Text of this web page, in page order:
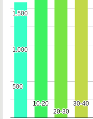
10-20
10-20
20-30
20-30
30-40
30-40
500
500
1.000
1.000
1.500
1.500